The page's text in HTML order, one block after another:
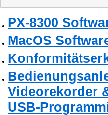
PX-8300
MacOS
Videorekorder
USB-